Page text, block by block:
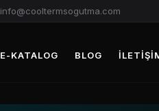
info@cooltermsogutma.com
E-KATALOG BLOG